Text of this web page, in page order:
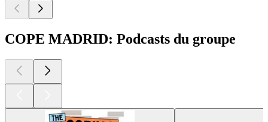
COPE MADRID: Podcasts du groupe